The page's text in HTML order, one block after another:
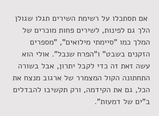
אם תסתכלו על רשימת השירים תגלו שגולן
הלך גם לפינות, לשירים פחות מוכרים של
המלך כמו "סיימתי מילואים", "מספרים
הזקנים בשבט" ו"הפרח שנבל". אולי הוא
עשה זאת זה כדי לקבל יתרון, אבל בשורה
התחתונה הקול המצמרר של ארגוב מנצח את
הכל, גם את הקידמה, ורק תקשיבו להבדלים
ב"ים של דמעות".